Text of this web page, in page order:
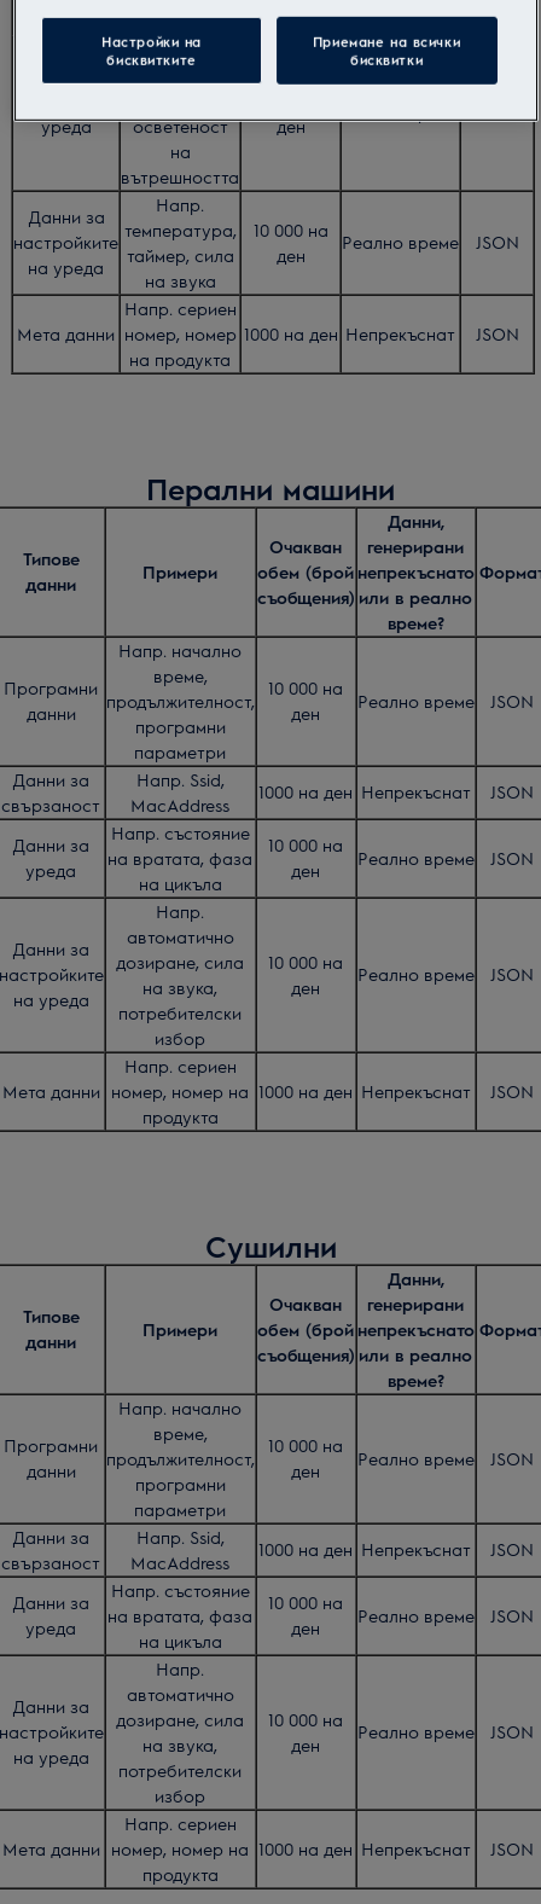
храна
уреда
Напр.
осветеност
на
вътрешността
ден
Данни за
настройките
на уреда
Напр.
температура,
таймер, сила
на звука
10 000 на
ден
Реално време JSON
Мета данни
Напр. сериен
номер, номер
на продукта
1000 на ден Непрекъснат JSON
Перални машини
Типове
данни
Примери
Очакван
обем (брой
съобщения)
Данни,
генерирани
непрекъснато
или в реално
време?
Програмни
данни
Напр. начално
време,
продължителност,
програмни
параметри
10 000 на
ден
Реално време JSON
Данни за
свързаност
Напр. Ssid,
MacAddress
1000 на ден Непрекъснат JSON
Данни за
уреда
Напр. състояние
на вратата, фаза
на цикъла
10 000 на
ден
Реално време JSON
Данни за
на уреда
Напр.
автоматично
дозиране, сила
на звука,
потребителски
избор
10 000 на
ден
Реално време JSON
Мета данни
Напр. сериен
номер, номер на
продукта
1000 на ден Непрекъснат JSON
Сушилни
Типове
данни
Примери
Очакван
обем (брой
съобщения)
Данни,
генерирани
непрекъснато
или в реално
време?
Програмни
данни
Напр. начално
време,
продължителност,
програмни
параметри
10 000 на
ден
Реално време JSON
Данни за
свързаност
Напр. Ssid,
MacAddress
1000 на ден Непрекъснат JSON
Данни за
уреда
Напр. състояние
на вратата, фаза
на цикъла
10 000 на
ден
Реално време JSON
Данни за
на уреда
Напр.
автоматично
дозиране, сила
на звука,
потребителски
избор
10 000 на
ден
Реално време JSON
Мета данни
Напр. сериен
номер, номер на
продукта
1000 на ден Непрекъснат JSON
Настройки на
бисквитките
Приемане на всички
бисквитки